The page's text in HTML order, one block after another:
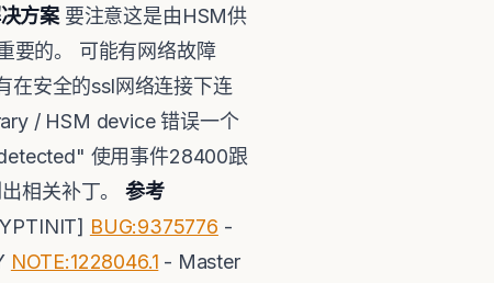
方案 要注意这是由HSM供
要的。 可能有网络故障
在安全的ssl网络连接下连
/ HSM device 错误一个
使用事件28400跟
相关补丁。参考
BUG:9375776 -
NOTE:1228046.1 - Master